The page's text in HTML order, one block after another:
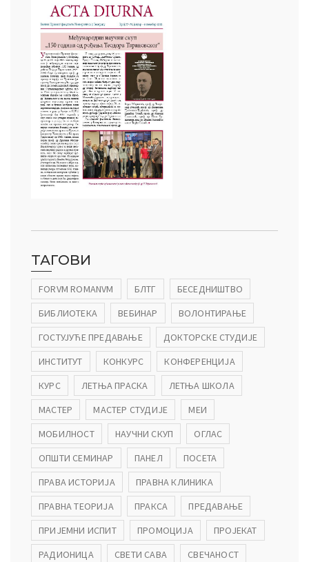
ТАГОВИ
FORVM ROMANVM БЛТГ
БЕСЕДНИШТВО
БИБЛИОТЕКА
ВЕБИНАР
ВОЛОНТИРАЊЕ
ГОСТУЈУЋЕ ПРЕДАВАЊЕ
ДОКТОРСКЕ СТУДИЈЕ
ИНСТИТУТ
КОНКУРС
КОНФЕРЕНЦИЈА
КУРС
ЛЕТЊА ПРАСКА
ЛЕТЊА ШКОЛА
МАСТЕР
МАСТЕР СТУДИЈЕ
МЕИ
МОБИЛНОСТ
НАУЧНИ СКУП
ОГЛАС
ОПШТИ СЕМИНАР
ПАНЕЛ
ПОСЕТА
ПРАВА ИСТОРИЈА
ПРАВНА КЛИНИКА
ПРАВНА ТЕОРИЈА
ПРАКСА
ПРЕДАВАЊЕ
ПРИЈЕМНИ ИСПИТ
ПРОМОЦИЈА
ПРОЈЕКАТ
РАДИОНИЦА
СВЕТИ САВА
СВЕЧАНОСТ